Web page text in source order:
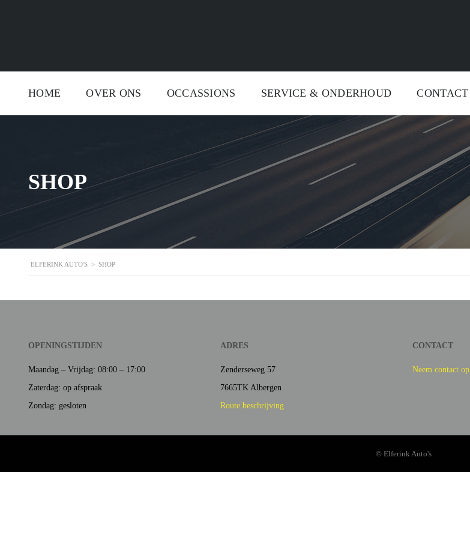
HOME OVER ONS OCCASSIONS SERVICE & ONDERHOUD CONTACT
SHOP
ELFERINK AUTO'S > SHOP
OPENINGSTIJDEN
Maandag – Vrijdag: 08:00 – 17:00
Zaterdag: op afspraak
Zondag: gesloten
ADRES
Zenderseweg 57
7665TK Albergen
Route beschrijving
CONTACT
Neem contact op
© Elferink Auto's